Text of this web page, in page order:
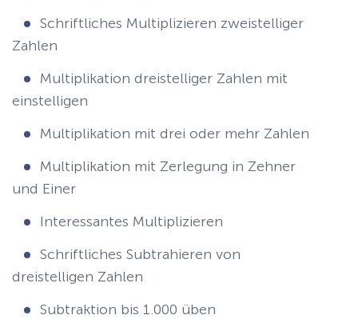
Schriftliches Multiplizieren zweistelliger
Zahlen
Multiplikation dreistelliger Zahlen mit
einstelligen
Multiplikation mit drei oder mehr Zahlen
Multiplikation mit Zerlegung in Zehner
und Einer
Interessantes Multiplizieren
Schriftliches Subtrahieren von
dreistelligen Zahlen
Subtraktion bis 1.000 üben